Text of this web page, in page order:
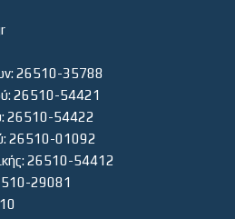
26510-35788
26510-54421
26510-54422
26510-01092
26510-54412
29081